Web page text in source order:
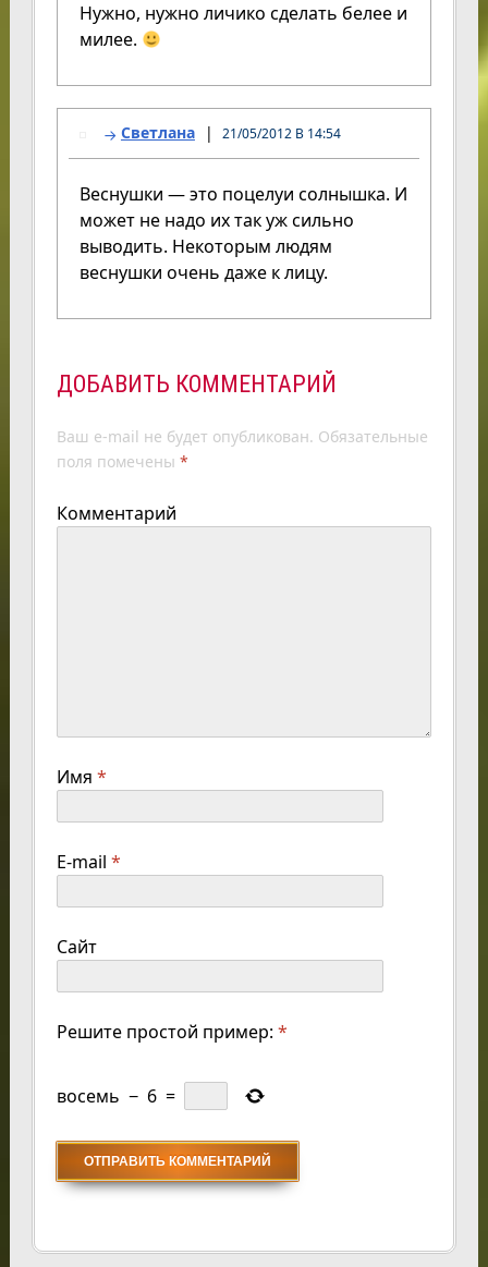
Нужно, нужно личико сделать белее и
милее.
Светлана 21/05/2012 В 14:54
Веснушки — это поцелуи солнышка. И
может не надо их так уж сильно
выводить. Некоторым людям
веснушки очень даже к лицу.
ДОБАВИТЬ КОММЕНТАРИЙ
Ваш e-mail не будет опубликован. Обязательные
поля помечены *
Комментарий
Имя *
E-mail *
Сайт
Решите простой пример: *
восемь − 6 =